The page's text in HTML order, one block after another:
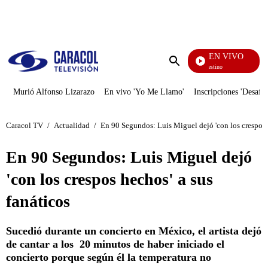
Enviar
EN VIVO
El
Murió Alfonso Lizarazo En vivo 'Yo Me Llamo' Inscripciones
Caracol TV / Actualidad / En 90 Segundos: Luis Miguel dejó 'con los crespos
En 90 Segundos: Luis Miguel dejó
'con los crespos hechos' a sus
fanáticos
Sucedió durante un concierto en México, el artista dejó
de cantar a los 20 minutos de haber iniciado el
concierto porque según él la temperatura no